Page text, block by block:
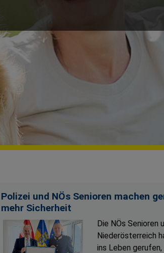
Polizei und NÖs Senioren machen
mehr Sicherheit
Die NÖs Senioren
Niederösterreich
ins Leben